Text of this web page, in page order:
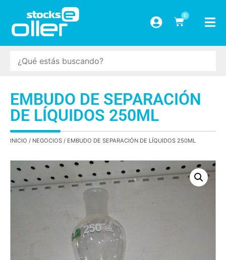
0
EMBUDO DE SEPARACIÓN
DE LÍQUIDOS 250ML
INICIO / NEGOCIOS / EMBUDO DE SEPARACIÓN DE LÍQUIDOS 250ML